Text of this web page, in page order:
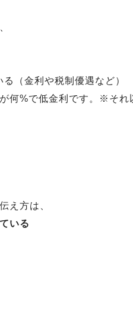
（金利や税制優遇など）
何%で低金利です。※そ
え方は、
いる